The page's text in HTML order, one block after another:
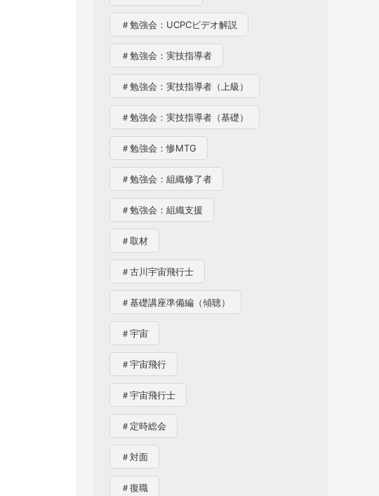
＃勉強会：UCPCビデオ解説
＃勉強会：実技指導者
＃勉強会：実技指導者（上級）
＃勉強会：実技指導者（基礎）
＃勉強会：惨MTG
＃勉強会：組織修了者
＃勉強会：組織支援
＃取材
＃古川宇宙飛行士
＃基礎講座準備編（傾聴）
＃宇宙
＃宇宙飛行
＃宇宙飛行士
＃定時総会
＃対面
＃復職